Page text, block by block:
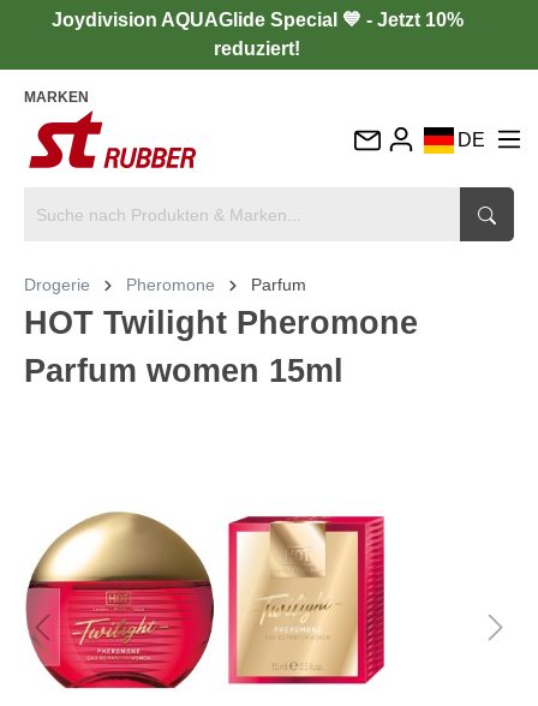
Joydivision AQUAGlide Special 💙 - Jetzt 10%
reduziert!
MARKEN
DE
IT
Drogerie Pheromone Parfum
HOT Twilight Pheromone
Parfum women 15ml